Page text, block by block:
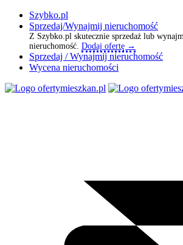
Szybko.pl
Sprzedaj/Wynajmij nieruchomość
Z Szybko.pl skutecznie sprzedaż lub
nieruchomość. Dodaj ofertę →
Sprzedaj / Wynajmij nieruchomość
Wycena nieruchomości